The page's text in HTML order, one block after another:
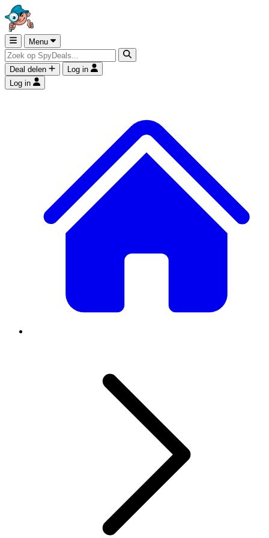
Menu
Deal delen
Log in
Log in